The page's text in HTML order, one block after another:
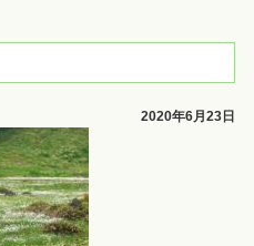
2020年6月23日